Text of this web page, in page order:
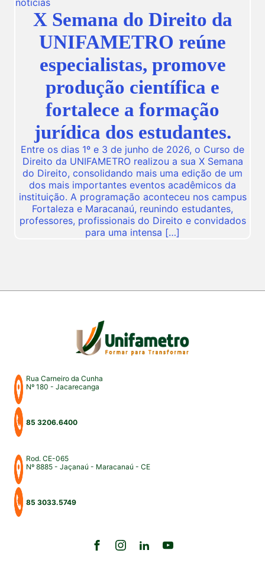
noticias
X Semana do Direito da
UNIFAMETRO reúne
especialistas, promove
produção científica e
fortalece a formação
jurídica dos estudantes.
Entre os dias 1º e 3 de junho de 2026, o Curso de
Direito da UNIFAMETRO realizou a sua X Semana
do Direito, consolidando mais uma edição de um
dos mais importantes eventos acadêmicos da
instituição. A programação aconteceu nos campus
Fortaleza e Maracanaú, reunindo estudantes,
professores, profissionais do Direito e convidados
para uma intensa […]
Rua Carneiro da Cunha
Nº 180 - Jacarecanga
85 3206.6400
Rod. CE-065
Nº 8885 - Jaçanaú - Maracanaú - CE
85 3033.5749